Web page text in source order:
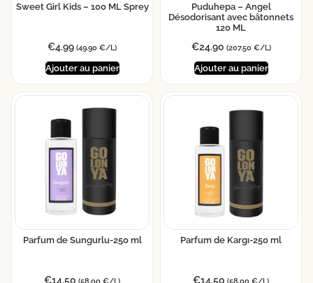
Sweet Girl Kids – 100 ML Sprey
€4.99 (49.90 €/L)
Ajouter au panier
Puduhepa – Angel
Désodorisant avec bâtonnets
120 ML
€24.90 (207.50 €/L)
Ajouter au panier
Parfum de Sungurlu-250 ml
€14.50
Parfum de Kargı-250 ml
€14.50